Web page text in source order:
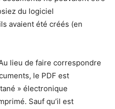
du logiciel
avaient été créés (en
lieu de faire correspondre
le PDF est
» électronique
Sauf qu’il est